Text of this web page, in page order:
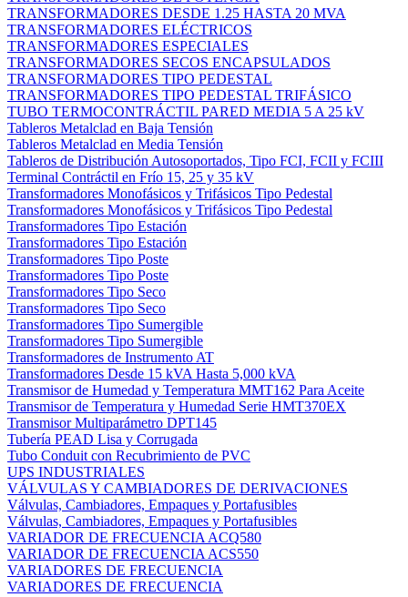
TRANSFORMADORES DESDE 1.25 HASTA 20 MVA
TRANSFORMADORES ELÉCTRICOS
TRANSFORMADORES ESPECIALES
TRANSFORMADORES SECOS ENCAPSULADOS
TRANSFORMADORES TIPO PEDESTAL
TRANSFORMADORES TIPO PEDESTAL TRIFÁSICO
TUBO TERMOCONTRÁCTIL PARED MEDIA 5 A 25 kV
Tableros Metalclad en Baja Tensión
Tableros Metalclad en Media Tensión
Tableros de Distribución Autosoportados, Tipo FCI, FCII y FCIII
Terminal Contráctil en Frío 15, 25 y 35 kV
Transformadores Monofásicos y Trifásicos Tipo Pedestal
Transformadores Monofásicos y Trifásicos Tipo Pedestal
Transformadores Tipo Estación
Transformadores Tipo Estación
Transformadores Tipo Poste
Transformadores Tipo Poste
Transformadores Tipo Seco
Transformadores Tipo Seco
Transformadores Tipo Sumergible
Transformadores Tipo Sumergible
Transformadores de Instrumento AT
Transformadores Desde 15 kVA Hasta 5,000 kVA
Transmisor de Humedad y Temperatura MMT162 Para Aceite
Transmisor de Temperatura y Humedad Serie HMT370EX
Transmisor Multiparámetro DPT145
Tubería PEAD Lisa y Corrugada
Tubo Conduit con Recubrimiento de PVC
UPS INDUSTRIALES
VÁLVULAS Y CAMBIADORES DE DERIVACIONES
Válvulas, Cambiadores, Empaques y Portafusibles
Válvulas, Cambiadores, Empaques y Portafusibles
VARIADOR DE FRECUENCIA ACQ580
VARIADOR DE FRECUENCIA ACS550
VARIADORES DE FRECUENCIA
VARIADORES DE FRECUENCIA